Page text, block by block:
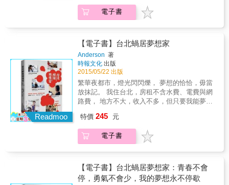
就讓我們來感受這十位年輕人的創業熱情，跟
他們一起踏上追夢的旅程吧！
款，協助高中生舉辦跨校飢餓三十 15歲代表台
灣成為親善大使，到美國和全世界的志工交流
無限影響力 & 「改變世界，從看見問題開
始。」 & 本書記錄一位少女的勇氣故事，她所
展現的行動力，連成年人都自嘆不如。在這本
書中，她想與你分享，不管年紀大小，都不應
成為追求夢想的阻力；也鼓勵你在追求夢想的
路上，看見別人的需要，讓夢想變成一份使
命。
電子書
Readmoo
【電子書】台北蝸居夢想家
Anderson 著
時報文化 出版
2015/05/22 出版
繁華夜都市，燈光閃閃爍， 夢想的恰恰，毋當
放抹記。 我住台北，房租不含水費、電費與網
路費， 地方不大，收入不多，但只要我能夢
的蝸居日記，看見他們敢於夢想的美麗與勇
氣。 & 台北市長 柯文哲 跨界才子 黃子佼 超暖
系插畫家 Lu&#39;s 麻 圖文創作家 黃色書刊 流
YouTuber 蔡阿嘎 感動推薦！ & 這些年輕人
們，身處在台北這座充滿機會的城市。 住的是
特價 245 元
電子書
【電子書】台北蝸居夢想家：青春不會
停，勇氣不會少，我的夢想永不停歇